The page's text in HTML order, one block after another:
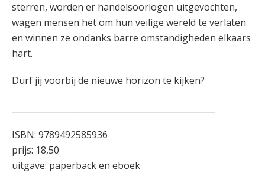
sterren, worden er handelsoorlogen uitgevochten,
wagen mensen het om hun veilige wereld te verlaten
en winnen ze ondanks barre omstandigheden elkaars
hart.
Durf jij voorbij de nieuwe horizon te kijken?
ISBN: 9789492585936
prijs: 18,50
uitgave: paperback en eboek